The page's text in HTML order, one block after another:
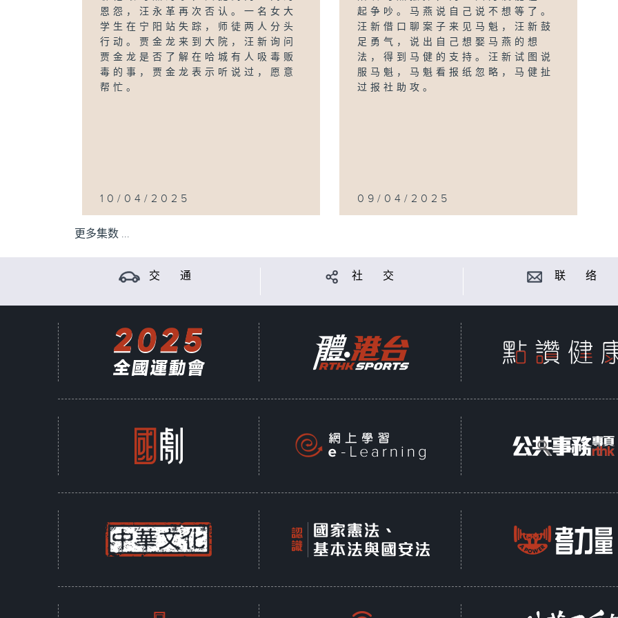
恩怨，汪永革再次否认。一名女大
学生在宁阳站失踪，师徒两人分头
行动。贾金龙来到大院，汪新询问
贾金龙是否了解在哈城有人吸毒贩
毒的事，贾金龙表示听说过，愿意
帮忙。
10/04/2025
起争吵。马燕说自己说不想等了。
汪新借口聊案子来见马魁，汪新鼓
足勇气，说出自己想娶马燕的想
法，得到马健的支持。汪新试图说
服马魁，马魁看报纸忽略，马健扯
过报社助攻。
09/04/2025
更多集数 ...
交 通 社 交 联 络